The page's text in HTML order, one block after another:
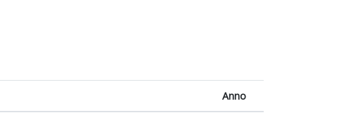
Anno